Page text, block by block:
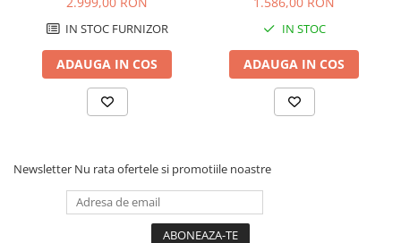
Accesorii masini de taiat
Finisare si Prelucrare suprafete
Elicoptere pardoseala
Vibratoare beton
Slefuitoare pereti
Accesorii prelucrare suprafete
IN STOC FURNIZOR
ADAUGA IN COS
IN STOC
ADAUGA IN COS
Newsletter Nu rata ofertele si promotiile noastre